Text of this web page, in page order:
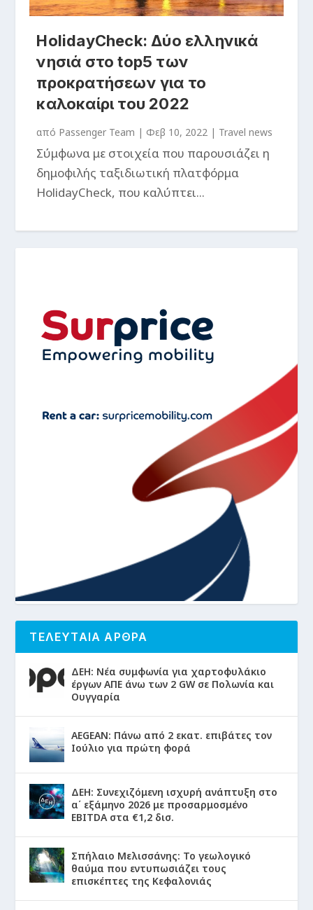
HolidayCheck: Δύο ελληνικά
νησιά στο top5 των
προκρατήσεων για το
καλοκαίρι του 2022
από Passenger Team | Φεβ 10, 2022 | Travel news
Σύμφωνα με στοιχεία που παρουσιάζει η
δημοφιλής ταξιδιωτική πλατφόρμα
HolidayCheck, που καλύπτει...
ΤΕΛΕΥΤΑΙΑ ΑΡΘΡΑ
ΔΕΗ: Νέα συμφωνία για χαρτοφυλάκιο
έργων ΑΠΕ άνω των 2 GW σε Πολωνία και
Ουγγαρία
AEGEAN: Πάνω από 2 εκατ. επιβάτες τον
Ιούλιο για πρώτη φορά
ΔΕΗ: Συνεχιζόμενη ισχυρή ανάπτυξη στο
α΄ εξάμηνο 2026 με προσαρμοσμένο
EBITDA στα €1,2 δισ.
Σπήλαιο Μελισσάνης: Το γεωλογικό
θαύμα που εντυπωσιάζει τους
επισκέπτες της Κεφαλονιάς